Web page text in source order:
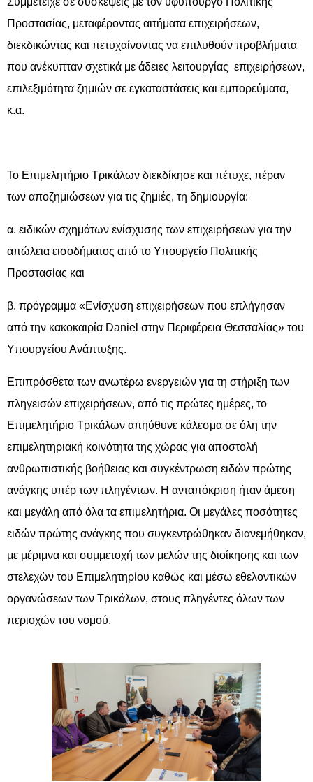
Προστασίας, μεταφέροντας αιτήματα επιχειρήσεων,
διεκδικώντας και πετυχαίνοντας να επιλυθούν προβλήματα
που ανέκυπταν σχετικά με άδειες λειτουργίας επιχειρήσεων,
επιλεξιμότητα ζημιών σε εγκαταστάσεις και εμπορεύματα,
κ.α.
Το Επιμελητήριο Τρικάλων διεκδίκησε και πέτυχε, πέραν
των αποζημιώσεων για τις ζημιές, τη δημιουργία:
α. ειδικών σχημάτων ενίσχυσης των επιχειρήσεων για την
απώλεια εισοδήματος από το Υπουργείο Πολιτικής
Προστασίας και
β. πρόγραμμα «Ενίσχυση επιχειρήσεων που επλήγησαν
από την κακοκαιρία Daniel στην Περιφέρεια Θεσσαλίας» του
Υπουργείου Ανάπτυξης.
Επιπρόσθετα των ανωτέρω ενεργειών για τη στήριξη των
πληγεισών επιχειρήσεων, από τις πρώτες ημέρες, το
Επιμελητήριο Τρικάλων απηύθυνε κάλεσμα σε όλη την
επιμελητηριακή κοινότητα της χώρας για αποστολή
ανθρωπιστικής βοήθειας και συγκέντρωση ειδών πρώτης
ανάγκης υπέρ των πληγέντων. Η ανταπόκριση ήταν άμεση
και μεγάλη από όλα τα επιμελητήρια. Οι μεγάλες ποσότητες
ειδών πρώτης ανάγκης που συγκεντρώθηκαν διανεμήθηκαν,
με μέριμνα και συμμετοχή των μελών της διοίκησης και των
στελεχών του Επιμελητηρίου καθώς και μέσω εθελοντικών
οργανώσεων των Τρικάλων, στους πληγέντες όλων των
περιοχών του νομού.